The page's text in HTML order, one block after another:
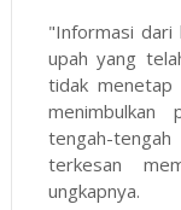
"Informasi dari
upah yang
tidak menetap
tengah-
terkesan
ungkapnya.